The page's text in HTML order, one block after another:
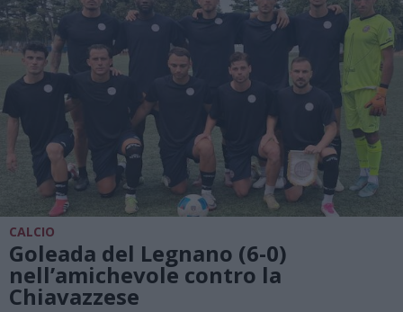
CALCIO
Goleada del Legnano (6-0)
nell’amichevole contro la
Chiavazzese